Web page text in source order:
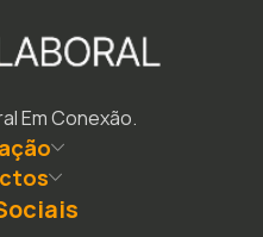
Em Conexão.